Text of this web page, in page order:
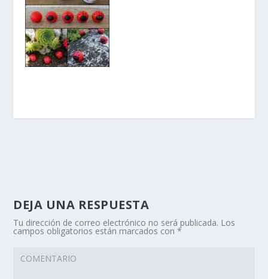
DEJA UNA RESPUESTA
Tu dirección de correo electrónico no será publicada. Los
campos obligatorios están marcados con*